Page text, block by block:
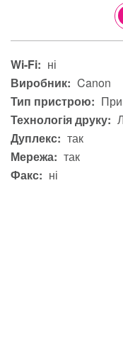
Wi-Fi: ні
Виробник: Canon
Тип пристрою:
Технологія друку:
Дуплекс: так
Мережа: так
Факс: ні